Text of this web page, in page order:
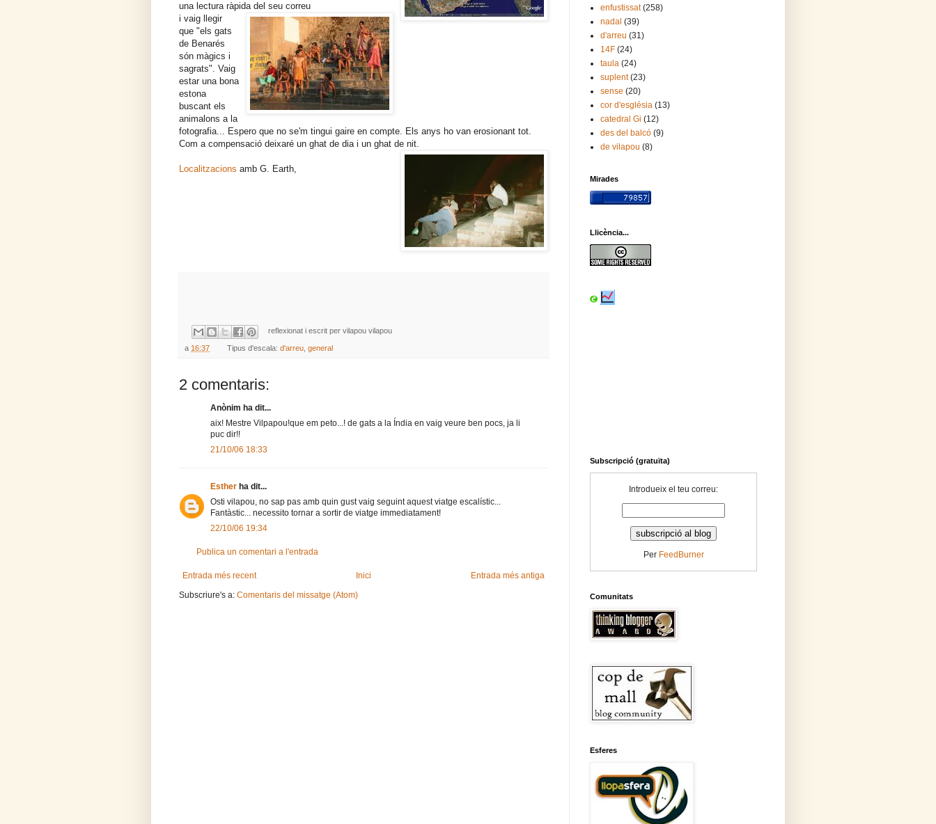
una lectura ràpida del seu correu
i vaig llegir
que "els gats
de Benarés
són màgics i
sagrats". Vaig
estar una bona
estona
buscant els
animalons a la
fotografia... Espero que no se'm tingui gaire en compte. Els anys ho van erosionant tot.
Com a compensació deixaré un ghat de dia i un ghat de nit.
Localitzacions amb G. Earth,
reflexionat i escrit per vilapou vilapou
a 16:37 Tipus d'escala: d'arreu, general
2 comentaris:
Anònim ha dit...
aix! Mestre Vilpapou!que em peto...! de gats a la Índia en vaig veure ben pocs, ja li
puc dir!!
21/10/06 18:33
Esther ha dit...
Osti vilapou, no sap pas amb quin gust vaig seguint aquest viatge escalístic...
Fantàstic... necessito tornar a sortir de viatge immediatament!
22/10/06 19:34
Publica un comentari a l'entrada
Entrada més recent Entrada més antiga
Inici
Subscriure's a: Comentaris del missatge (Atom)
enfustissat (258)
nadal (39)
d'arreu (31)
14F (24)
taula (24)
suplent (23)
sense (20)
cor d'església (13)
catedral Gi (12)
des del balcó (9)
de vilapou (8)
Mirades
Llicència...
Subscripció (gratuïta)
Introdueix el teu correu:
Per FeedBurner
Comunitats
Esferes